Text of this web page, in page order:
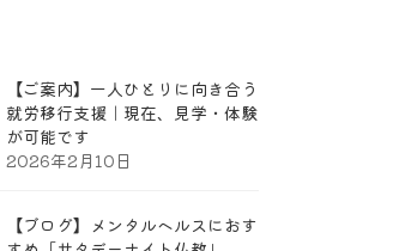
【ご案内】一人ひとりに向き合う
就労移行支援｜現在、見学・体験
が可能です
2026年2月10日
【ブログ】メンタルヘルスにおす